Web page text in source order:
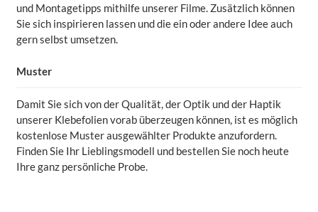
und Montagetipps mithilfe unserer Filme. Zusätzlich können
Sie sich inspirieren lassen und die ein oder andere Idee auch
gern selbst umsetzen.
Muster
Damit Sie sich von der Qualität, der Optik und der Haptik
unserer Klebefolien vorab überzeugen können, ist es möglich
kostenlose Muster ausgewählter Produkte anzufordern.
Finden Sie Ihr Lieblingsmodell und bestellen Sie noch heute
Ihre ganz persönliche Probe.